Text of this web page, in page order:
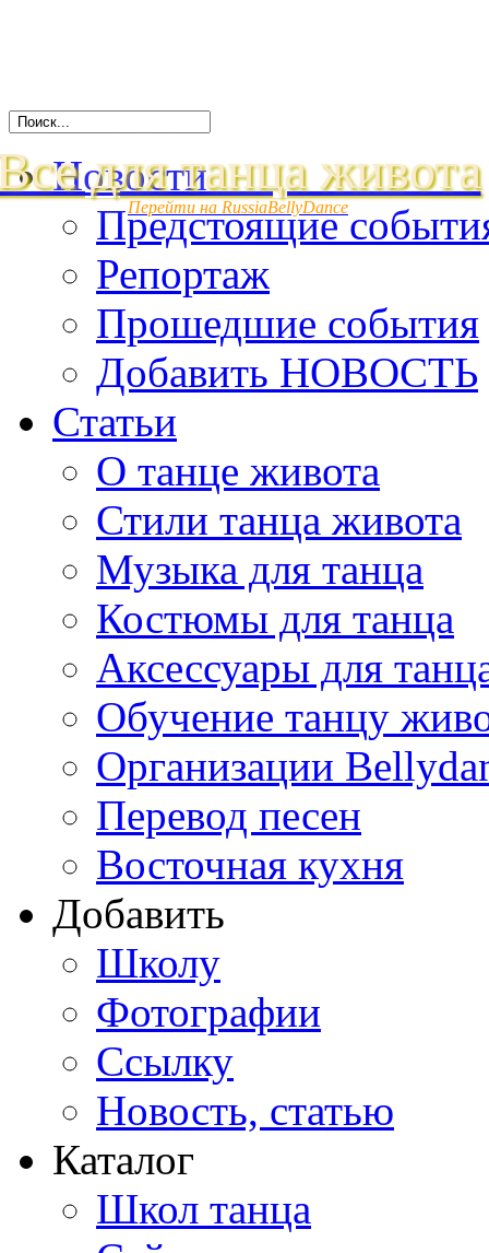
для танца живота
Перейти на RussiaBellyDance
Новости
Предстоящие
Репортаж
Прошедшие события
Добавить НОВОСТЬ
Статьи
О танце живота
Стили танца живота
Музыка для танца
Костюмы для танца
Аксессуары для
Обучение танцу
Организации
Перевод песен
Восточная кухня
Добавить
Школу
Фотографии
Ссылку
Новость, статью
Каталог
Школ танца